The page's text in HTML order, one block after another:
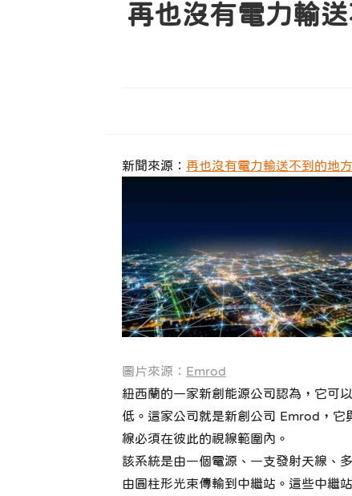
再也沒有電力輸
新聞來源： 再也沒有電力輸送不到的地
圖片來源： Emrod
紐西蘭的一家新創能源公司認為，它可
低。這家公司就是新創公司 Emrod，它
線必須在彼此的視線範圍內。
該系統是由一個電源、一支發射天線、
由圓柱形光束傳輸到中繼站。這些中繼